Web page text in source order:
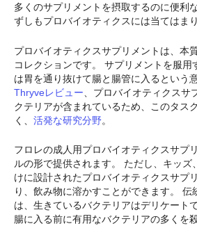
多くのサプリメントを摂取するのに便利
ずしもプロバイオティクスには当てはまり
プロバイオティクスサプリメントは、本
コレクションです。 サプリメントを服用
は胃を通り抜けて腸と腸管に入るという
Thryveレビュー 、プロバイオティクス
クテリアが含まれているため、このタス
く、 活発な研究分野。
フロレの成人用プロバイオティクスサプ
ルの形で提供されます。 ただし、キッズ
けに設計されたプロバイオティクスサプ
り、飲み物に溶かすことができます。 伝
は、生きているバクテリアはデリケート
腸に入る前に有用なバクテリアの多くを